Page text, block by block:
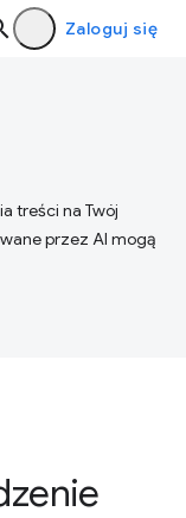
Zaloguj się
treści na Twój
przez AI mogą